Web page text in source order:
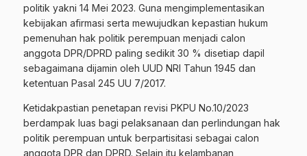
politik yakni 14 Mei 2023. Guna mengimplementasikan
kebijakan afirmasi serta mewujudkan kepastian hukum
pemenuhan hak politik perempuan menjadi calon
anggota DPR/DPRD paling sedikit 30 % disetiap dapil
sebagaimana dijamin oleh UUD NRI Tahun 1945 dan
ketentuan Pasal 245 UU 7/2017.
Ketidakpastian penetapan revisi PKPU No.10/2023
berdampak luas bagi pelaksanaan dan perlindungan hak
politik perempuan untuk berpartisitasi sebagai calon
anggota DPR dan DPRD. Selain itu kelambanan